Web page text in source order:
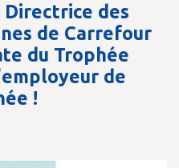
Directrice des
de Carrefour
du Trophée
de
!